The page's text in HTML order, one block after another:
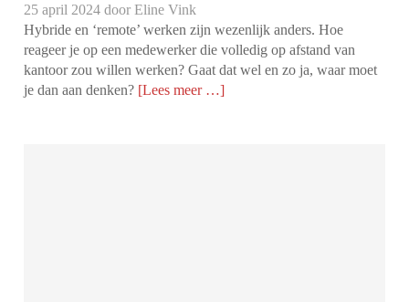
25 april 2024 doorEline Vink
Hybride en ‘remote’ werken zijn wezenlijk anders. Hoe
reageer je op een medewerker die volledig op afstand van
kantoor zou willen werken? Gaat dat wel en zo ja, waar moet
je dan aan denken? [Lees meer …]